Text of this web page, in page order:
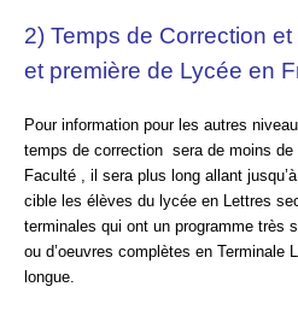
2) Temps de Correction
et première de Lycée en
Pour information pour les autres
temps de correction sera de moins
Faculté , il sera plus long allant
cible les élèves du lycée en Lettres
terminales qui ont un programme très
ou d’oeuvres complètes en
longue.